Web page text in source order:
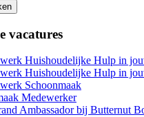
vacatures
Huishoudelijke Hulp in
Huishoudelijke Hulp in
Schoonmaak
Medewerker
Ambassador bij Butternut